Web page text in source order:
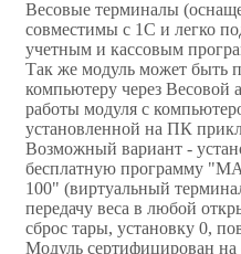
Весовые терминалы
совместимы с 1С и легко
учетным и кассовым
Так же модуль может быть
компьютеру через Весовой
работы модуля с
установленной на ПК
Возможный вариант -
бесплатную программу
100" (виртуальный
передачу веса в любой
сброс тары, установку 0,
Модуль сертифицирован на